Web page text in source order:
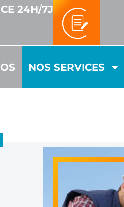
24H/7J
NOS SERVICES